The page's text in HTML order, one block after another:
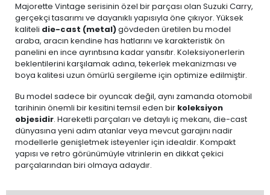
Majorette Vintage serisinin özel bir parçası olan Suzuki Carry,
gerçekçi tasarımı ve dayanıklı yapısıyla öne çıkıyor. Yüksek
kaliteli die-cast (metal)gövdeden üretilen bu model
araba, aracın kendine has hatlarını ve karakteristik ön
panelini en ince ayrıntısına kadar yansıtır. Koleksiyonerlerin
beklentilerini karşılamak adına, tekerlek mekanizması ve
boya kalitesi uzun ömürlü sergileme için optimize edilmiştir.
Bu model sadece bir oyuncak değil, aynı zamanda otomobil
tarihinin önemli bir kesitini temsil eden bir koleksiyon
objesidir. Hareketli parçaları ve detaylı iç mekanı, die-cast
dünyasına yeni adım atanlar veya mevcut garajını nadir
modellerle genişletmek isteyenler için idealdir. Kompakt
yapısı ve retro görünümüyle vitrinlerin en dikkat çekici
parçalarından biri olmaya adaydır.